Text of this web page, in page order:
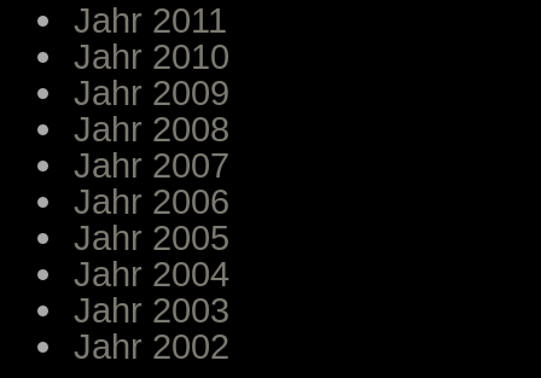
Jahr 2011
Jahr 2010
Jahr 2009
Jahr 2008
Jahr 2007
Jahr 2006
Jahr 2005
Jahr 2004
Jahr 2003
Jahr 2002